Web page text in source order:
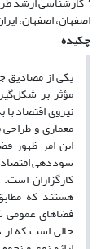
اصفهان، اصفهان،
چکیده
یکی از مصادیق
مؤثر بر
نیروی اقتصاد
معماری و
این امر ظهور
سوددهی
کارگزاران
هستند که
فضاهای عمومی
حالی است که از